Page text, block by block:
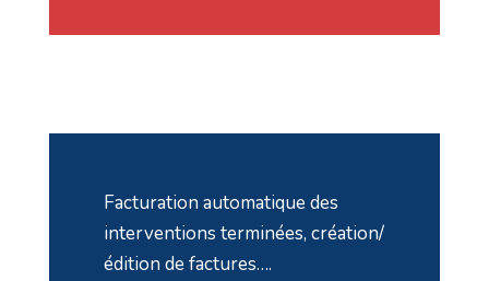
Facturation automatique des
interventions terminées, création/
édition de factures….